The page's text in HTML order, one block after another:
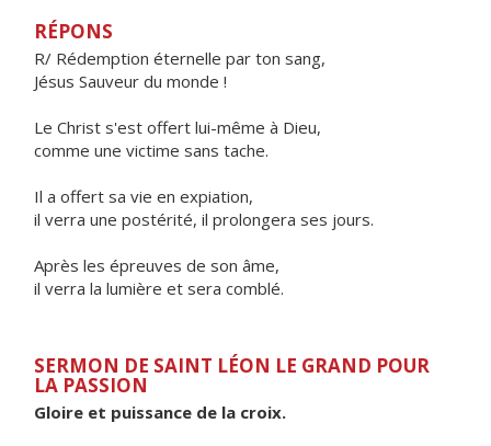
RÉPONS
R/ Rédemption éternelle par ton sang,
Jésus Sauveur du monde !
Le Christ s'est offert lui-même à Dieu,
comme une victime sans tache.
Il a offert sa vie en expiation,
il verra une postérité, il prolongera ses jours.
Après les épreuves de son âme,
il verra la lumière et sera comblé.
SERMON DE SAINT LÉON LE GRAND POUR
LA PASSION
Gloire et puissance de la croix.